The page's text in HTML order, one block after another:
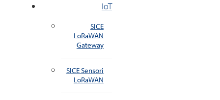
IoT
SICE
LoRaWAN
Gateway
SICE Sensori
LoRaWAN